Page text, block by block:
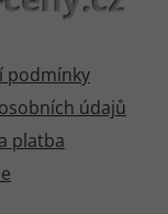
podmínky
údajů
platba